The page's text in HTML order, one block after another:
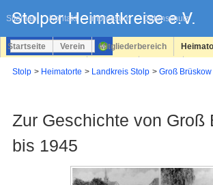
Sitemap Kontakt Impressum Datenschutz
überspringen
Startseite Verein Mitgliederbereich
Stolp Heimatorte Landkreis Stolp Groß Brüskow
Zur Geschichte von Groß
bis 1945